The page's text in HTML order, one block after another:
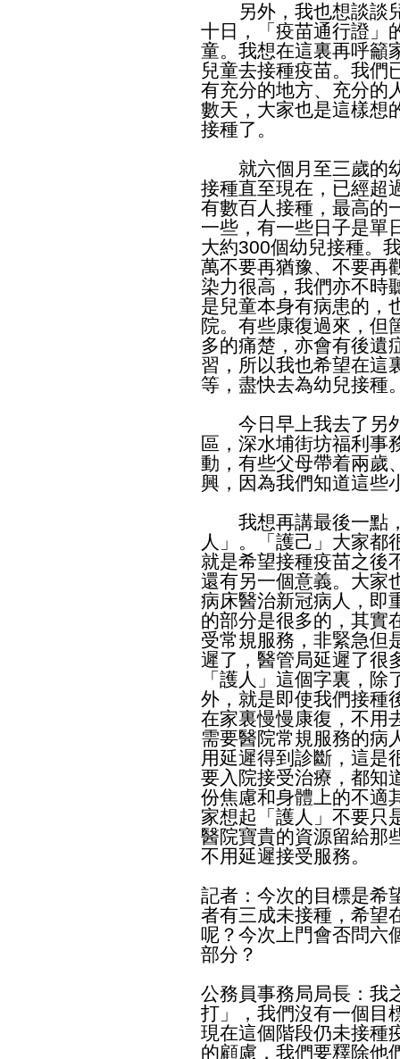
另外，我也想談談兒
十日，「疫苗通行證」
童。我想在這裏再呼籲
兒童去接種疫苗。我們
有充分的地方、充分的
數天，大家也是這樣想
接種了。
就六個月至三歲的幼
接種直至現在，已經超
有數百人接種，最高的
一些，有一些日子是單
大約300個幼兒接種。
萬不要再猶豫、不要再
染力很高，我們亦不時
是兒童本身有病患的，
院。有些康復過來，但
多的痛楚，亦會有後遺
習，所以我也希望在這
等，盡快去為幼兒接種
今日早上我去了另外
區，深水埔街坊福利事
動，有些父母帶着兩歲
興，因為我們知道這些
我想再講最後一點
人」。「護己」大家都
就是希望接種疫苗之後
還有另一個意義。大家
病床醫治新冠病人，即
的部分是很多的，其實
受常規服務，非緊急但
遲了，醫管局延遲了很
「護人」這個字裏，
外，就是即使我們接種
在家裏慢慢康復，不用
需要醫院常規服務的病
用延遲得到診斷，這是
要入院接受治療，都知
份焦慮和身體上的不適
家想起「護人」不要只
醫院寶貴的資源留給那
不用延遲接受服務。
記者：今次的目標是希
者有三成未接種，希望
呢？今次上門會否問六
部分？
公務員事務局局長：我
打」，我們沒有一個目
現在這個階段仍未接種
的顧慮，我們要釋除他